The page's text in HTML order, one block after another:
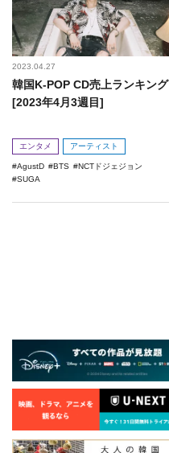
2023.04.27
韓国K-POP CD売上ランキング
[2023年4月3週目]
エンタメ アーティスト
AgustD BTS
NCTドジェジョン
SUGA